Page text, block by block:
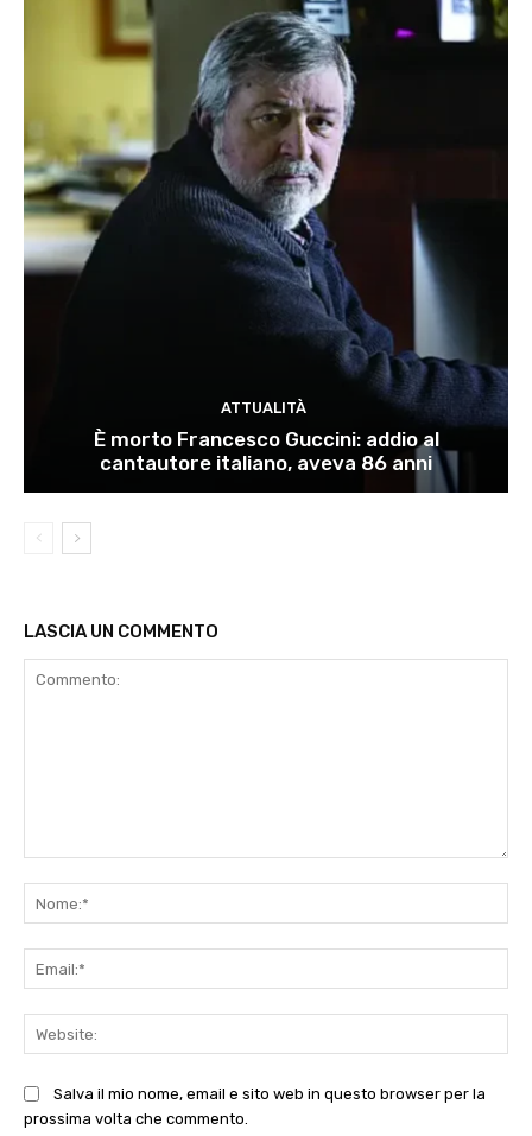
ATTUALITÀ
È morto Francesco Guccini: addio al
cantautore italiano, aveva 86 anni
LASCIA UN COMMENTO
Salva il mio nome, email e sito web in questo browser per la
prossima volta che commento.